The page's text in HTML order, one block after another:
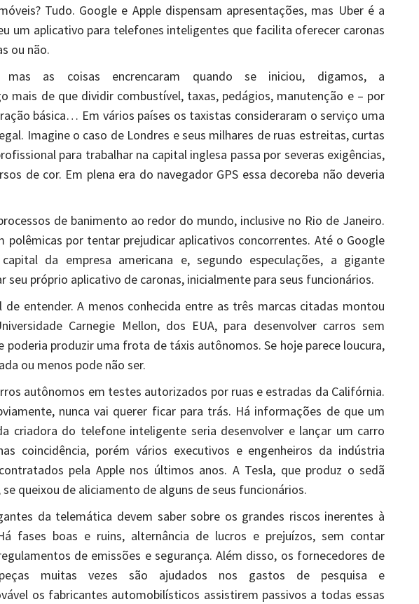
Tudo. Google e Apple dispensam apresentações, mas Uber é a
um aplicativo para telefones inteligentes que facilita oferecer caronas
ou não.
mas as coisas encrencaram quando se iniciou, digamos, a
mais de que dividir combustível, taxas, pedágios, manutenção e – por
básica… Em vários países os taxistas consideraram o serviço uma
Imagine o caso de Londres e seus milhares de ruas estreitas, curtas
para trabalhar na capital inglesa passa por severas exigências,
de cor. Em plena era do navegador GPS essa decoreba não deveria
de banimento ao redor do mundo, inclusive no Rio de Janeiro.
polêmicas por tentar prejudicar aplicativos concorrentes. Até o Google
da empresa americana e, segundo especulações, a gigante
seu próprio aplicativo de caronas, inicialmente para seus funcionários.
de entender. A menos conhecida entre as três marcas citadas montou
Carnegie Mellon, dos EUA, para desenvolver carros sem
poderia produzir uma frota de táxis autônomos. Se hoje parece loucura,
ou menos pode não ser.
autônomos em testes autorizados por ruas e estradas da Califórnia.
nunca vai querer ficar para trás. Há informações de que um
criadora do telefone inteligente seria desenvolver e lançar um carro
coincidência, porém vários executivos e engenheiros da indústria
pela Apple nos últimos anos. A Tesla, que produz o sedã
queixou de aliciamento de alguns de seus funcionários.
da telemática devem saber sobre os grandes riscos inerentes à
fases boas e ruins, alternância de lucros e prejuízos, sem contar
de emissões e segurança. Além disso, os fornecedores de
muitas vezes são ajudados nos gastos de pesquisa e
os fabricantes automobilísticos assistirem passivos a todas essas